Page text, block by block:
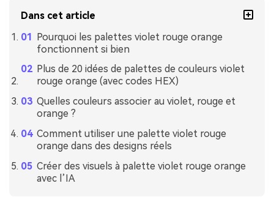
Dans cet article
Pourquoi les palettes violet rouge orange
fonctionnent si bien
Plus de 20 idées de palettes de couleurs violet
rouge orange (avec codes HEX)
Quelles couleurs associer au violet, rouge et
orange ?
Comment utiliser une palette violet rouge
orange dans des designs réels
Créer des visuels à palette violet rouge orange
avec l’IA